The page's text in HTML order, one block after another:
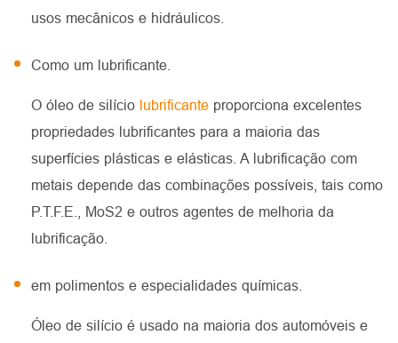
usos mecânicos e hidráulicos.
Como um lubrificante.
O óleo de silício lubrificante proporciona excelentes
propriedades lubrificantes para a maioria das
superfícies plásticas e elásticas. A lubrificação com
metais depende das combinações possíveis, tais como
P.T.F.E., MoS2 e outros agentes de melhoria da
lubrificação.
em polimentos e especialidades químicas.
Óleo de silício é usado na maioria dos automóveis e